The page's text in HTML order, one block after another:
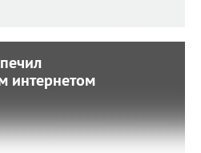
интернетом
"Ростелеком" обеспечил
интернетом
районные больницы,